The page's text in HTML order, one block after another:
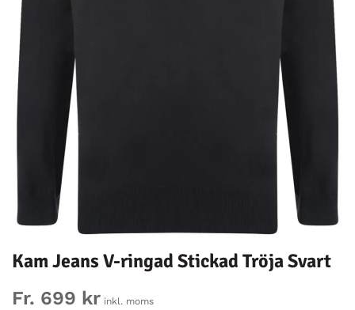
Kam Jeans V-ringad Stickad Tröja Svart
Fr. 699 kr inkl. moms